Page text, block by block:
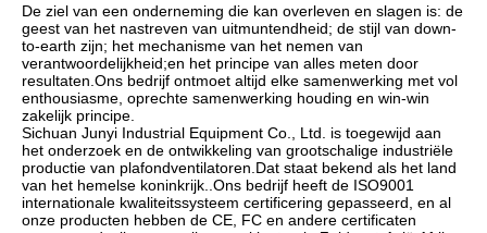
De ziel van een onderneming die kan overleven en slagen is: de
geest van het nastreven van uitmuntendheid; de stijl van down-
to-earth zijn; het mechanisme van het nemen van
verantwoordelijkheid;en het principe van alles meten door
resultaten.Ons bedrijf ontmoet altijd elke samenwerking met vol
enthousiasme, oprechte samenwerking houding en win-win
zakelijk principe.
Sichuan Junyi Industrial Equipment Co., Ltd. is toegewijd aan
het onderzoek en de ontwikkeling van grootschalige industriële
productie van plafondventilatoren.Dat staat bekend als het land
van het hemelse koninkrijk..Ons bedrijf heeft de ISO9001
internationale kwaliteitssysteem certificering gepasseerd, en al
onze producten hebben de CE, FC en andere certificaten